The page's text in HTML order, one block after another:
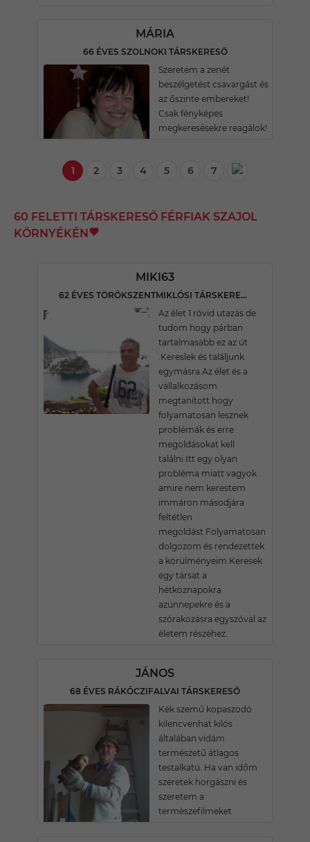
MÁRIA
66 ÉVES SZOLNOKI TÁRSKERESŐ
Szeretem a zenét
beszélgetést csavargást és
az őszinte embereket!
Csak fényképes
megkeresésekre reagálok!
1 2 3 4 5 6 7
60 FELETTI TÁRSKERESŐ FÉRFIAK SZAJOL
KÖRNYÉKÉN
MIKI63
62 ÉVES TÖRÖKSZENTMIKLÓSI TÁRSKERESŐ
Az élet 1 rövid utazás de
tudom hogy párban
tartalmasabb ez az út
.Kereslek és találjunk
egymásra.Az élet és a
vállalkozásom
megtanított hogy
folyamatosan lesznek
problémák és erre
megoldásokat kell
találni.Itt egy olyan
probléma miatt vagyok
amire nem kerestem
immáron másodjára
feltétlen
megoldást.Folyamatosan
dolgozom és rendezettek
a körülményeim.Keresek
egy társat a
hétköznapokra
azünnepekre és a
szórakozásra egyszóval az
életem részéhez.
JÁNOS
68 ÉVES RÁKÓCZIFALVAI TÁRSKERESŐ
Kék szemű kopaszodó
kilencvenhat kilós
általában vidám
természetű átlagos
testalkatú. Ha van időm
szeretek horgászni és
szeretem a
termèszefilmeket